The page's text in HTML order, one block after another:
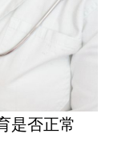
是否正常